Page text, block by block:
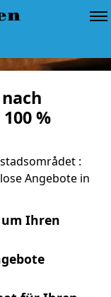
%
:
Angebote in
Ihren